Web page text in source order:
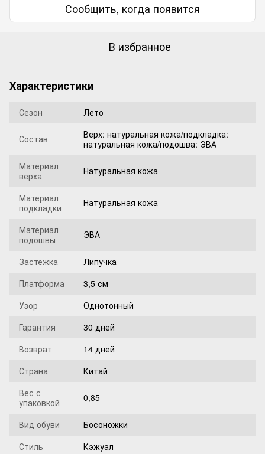
Сообщить, когда появится
В избранное
Характеристики
Сезон Лето
Состав
Верх: натуральная кожа/подкладка:
натуральная кожа/подошва: ЭВА
Материал
верха
Натуральная кожа
Материал
подкладки
Натуральная кожа
Материал
подошвы
ЭВА
Застежка
Липучка
Платформа
3,5 см
Узор
Однотонный
Гарантия
30 дней
Возврат
14 дней
Страна
Китай
Вес с
упаковкой
0,85
Вид обуви
Босоножки
Стиль
Кэжуал